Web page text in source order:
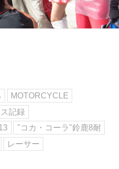
MOTORCYCLE
記録
"コカ・コーラ"鈴鹿8耐
レーサー